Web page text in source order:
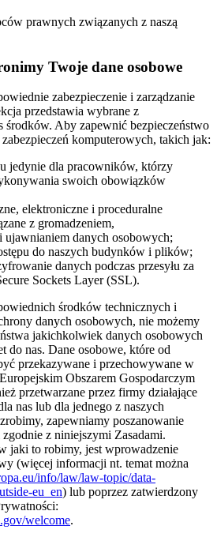
prawnych związanych z naszą
Twoje dane osobowe
zabezpieczenie i zarządzanie
przedstawia wybrane z
środków. Aby zapewnić bezpieczeństwo
komputerowych, takich jak:
jedynie dla pracowników, którzy
swoich obowiązków
elektroniczne i proceduralne
z gromadzeniem,
ujawnianiem danych osobowych;
do naszych budynków i plików;
danych podczas przesyłu za
Sockets Layer (SSL).
środków technicznych i
danych osobowych, nie możemy
jakichkolwiek danych osobowych
do nas. Dane osobowe, które od
przekazywane i przechowywane w
Obszarem Gospodarczym
przetwarzane przez firmy działające
nas lub dla jednego z naszych
zapewniamy poszanowanie
z niniejszymi Zasadami.
jaki to robimy, jest wprowadzenie
(więcej informacji nt. temat można
info/law/law-topic/data-
eu_en) lub poprzez zatwierdzony
welcome.